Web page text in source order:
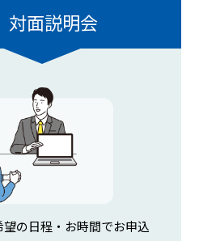
対面説明会
の日程・お時間でお申込